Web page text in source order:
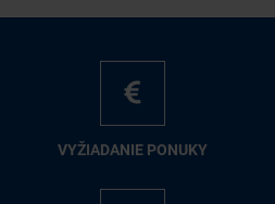
VY­ŽIA­DA­NIE PO­NU­KY